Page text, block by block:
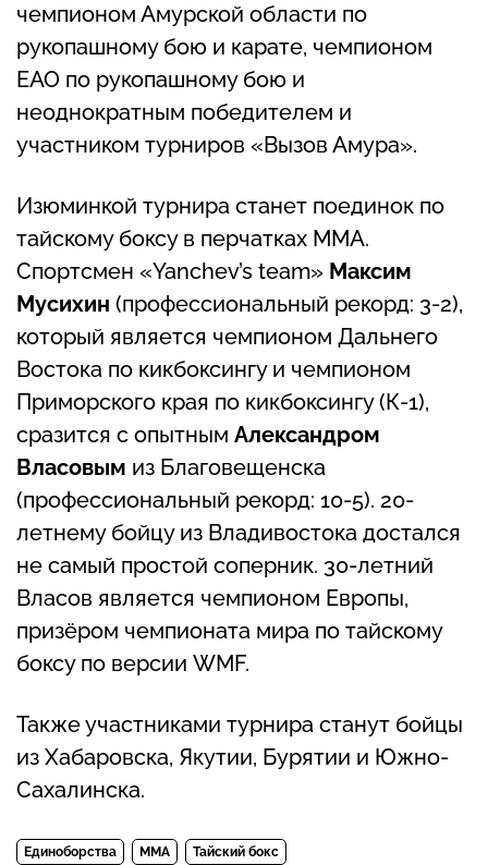
чемпионом Амурской области по
рукопашному бою и карате, чемпионом
ЕАО по рукопашному бою и
неоднократным победителем и
участником турниров «Вызов Амура».
Изюминкой турнира станет поединок по
тайскому боксу в перчатках ММА.
Спортсмен «Yanchev’s team» Максим
Мусихин (профессиональный рекорд: 3-2),
который является чемпионом Дальнего
Востока по кикбоксингу и чемпионом
Приморского края по кикбоксингу (К-1),
сразится с опытным Александром
Власовым из Благовещенска
(профессиональный рекорд: 10-5). 20-
летнему бойцу из Владивостока достался
не самый простой соперник. 30-летний
Власов является чемпионом Европы,
призёром чемпионата мира по тайскому
боксу по версии WMF.
Также участниками турнира станут бойцы
из Хабаровска, Якутии, Бурятии и Южно-
Сахалинска.
Единоборства MMA Тайский бокс